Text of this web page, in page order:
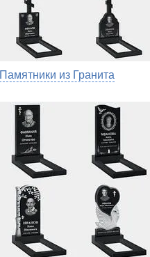
Памятники из Гранита